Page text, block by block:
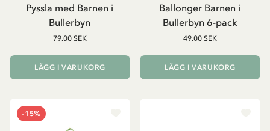
Pyssla med Barnen i
Bullerbyn
79.00 SEK
LÄGG I VARUKORG
Ballonger Barnen i
Bullerbyn 6-pack
49.00 SEK
LÄGG I VARUKORG
-15%